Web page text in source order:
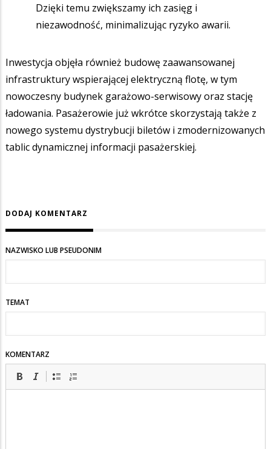
Dzięki temu zwiększamy ich zasięg i
niezawodność, minimalizując ryzyko awarii.
Inwestycja objęła również budowę zaawansowanej
infrastruktury wspierającej elektryczną flotę, w tym
nowoczesny budynek garażowo-serwisowy oraz stację
ładowania. Pasażerowie już wkrótce skorzystają także z
nowego systemu dystrybucji biletów i zmodernizowanych
tablic dynamicznej informacji pasażerskiej.
DODAJ KOMENTARZ
NAZWISKO LUB PSEUDONIM
TEMAT
KOMENTARZ